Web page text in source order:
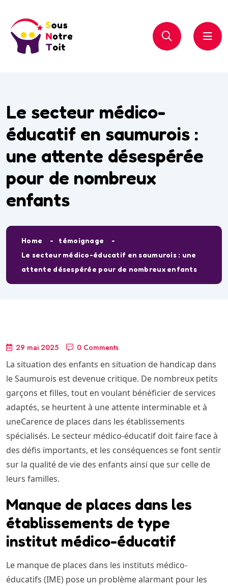
Le secteur médico-
éducatif en saumurois :
une attente désespérée
pour de nombreux
enfants
Home
témoignage
Le secteur médico-éducatif en saumurois : une
attente désespérée pour de nombreux enfants
29 mai 2025 0 Comments
La situation des enfants en situation de handicap dans
le Saumurois est devenue critique. De nombreux petits
garçons et filles, tout en voulant bénéficier de services
adaptés, se heurtent à une attente interminable et à
uneCarence de places dans les établissements
spécialisés. Le secteur médico-éducatif doit faire face à
des défis importants, et les conséquences se font sentir
sur la qualité de vie des enfants ainsi que sur celle de
leurs familles.
Manque de places dans les
établissements de type
institut médico-éducatif
Le manque de places dans les instituts médico-
éducatifs (IME) pose un problème alarmant pour les